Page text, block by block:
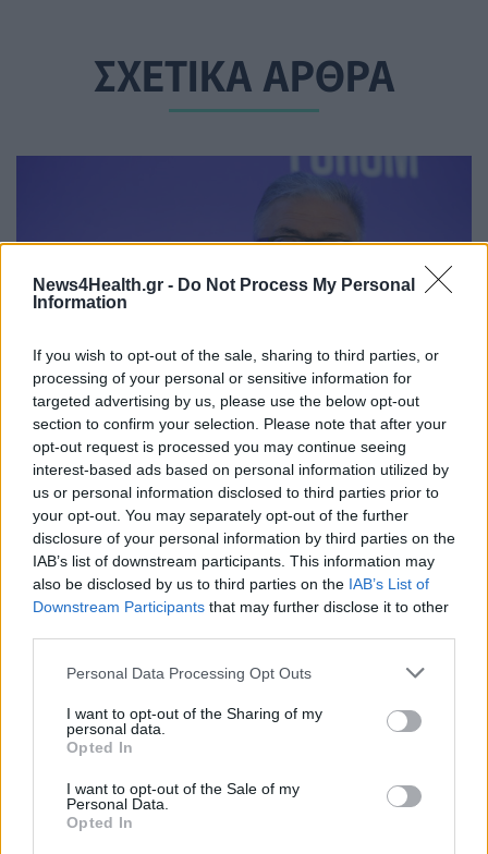
News4Health.gr - Do Not Process My Personal
Information
If you wish to opt-out of the sale, sharing to third parties, or
processing of your personal or sensitive information for
targeted advertising by us, please use the below opt-out
section to confirm your selection. Please note that after your
opt-out request is processed you may continue seeing
interest-based ads based on personal information utilized by
us or personal information disclosed to third parties prior to
your opt-out. You may separately opt-out of the further
disclosure of your personal information by third parties on the
IAB’s list of downstream participants. This information may
also be disclosed by us to third parties on the IAB’s List of
Downstream Participants that may further disclose it to other
Personal Data Processing Opt Outs
I want to opt-out of the Sharing of my
personal data.
Opted In
I want to opt-out of the Sale of my
Personal Data.
Opted In
ΣΧΕΤΙΚΑ ΑΡΘΡΑ
ΥΓΕΊΑ 07/08/2026 - 11:57
Βασιλακόπουλος για ιό Δυτικού Νείλου: Στο
«κόκκινο» η Αττική – Τι πρέπει να προσέχουν οι
παραθεριστές